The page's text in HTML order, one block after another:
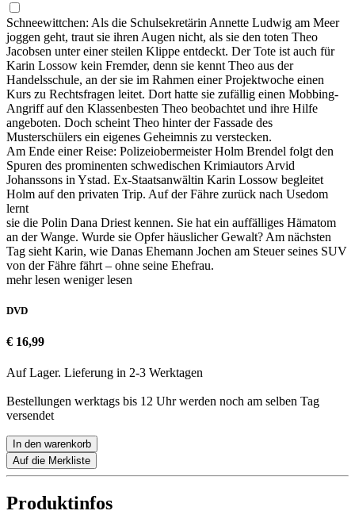
Schneewittchen: Als die Schulsekretärin Annette Ludwig am Meer
joggen geht, traut sie ihren Augen nicht, als sie den toten Theo
Jacobsen unter einer steilen Klippe entdeckt. Der Tote ist auch für
Karin Lossow kein Fremder, denn sie kennt Theo aus der
Handelsschule, an der sie im Rahmen einer Projektwoche einen
Kurs zu Rechtsfragen leitet. Dort hatte sie zufällig einen Mobbing-
Angriff auf den Klassenbesten Theo beobachtet und ihre Hilfe
angeboten. Doch scheint Theo hinter der Fassade des
Musterschülers ein eigenes Geheimnis zu verstecken.
Am Ende einer Reise: Polizeiobermeister Holm Brendel folgt den
Spuren des prominenten schwedischen Krimiautors Arvid
Johanssons in Ystad. Ex-Staatsanwältin Karin Lossow begleitet
Holm auf den privaten Trip. Auf der Fähre zurück nach Usedom
lernt
sie die Polin Dana Driest kennen. Sie hat ein auffälliges Hämatom
an der Wange. Wurde sie Opfer häuslicher Gewalt? Am nächsten
Tag sieht Karin, wie Danas Ehemann Jochen am Steuer seines SUV
von der Fähre fährt – ohne seine Ehefrau.
mehr lesen weniger lesen
DVD
€ 16,99
Auf Lager. Lieferung in 2-3 Werktagen
Bestellungen werktags bis 12 Uhr werden noch am selben Tag
versendet
In den warenkorb
Auf die Merkliste
Produktinfos